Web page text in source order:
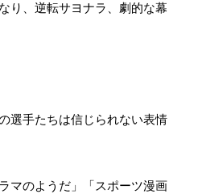
り、逆転サヨナラ、劇的な幕
選手たちは信じられない表情
マのようだ」「スポーツ漫画